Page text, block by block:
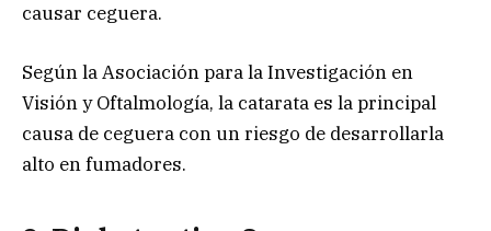
causar ceguera.
Según la Asociación para la Investigación en
Visión y Oftalmología, la catarata es la principal
causa de ceguera con un riesgo de desarrollarla
alto en fumadores.